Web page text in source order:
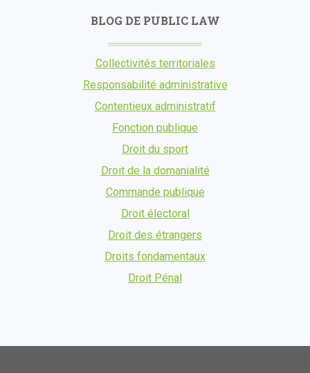
BLOG DE PUBLIC LAW
Collectivités territoriales
Responsabilité administrative
Contentieux administratif
Fonction publique
Droit du sport
Droit de la domanialité
Commande publique
Droit électoral
Droit des étrangers
Droits fondamentaux
Droit Pénal